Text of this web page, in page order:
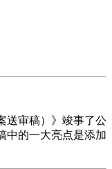
送审稿）》竣事了公
中的一大亮点是添加